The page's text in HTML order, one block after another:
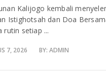
Kalijogo kembali
Istighotsah dan Doa
rutin setiap ...
7, 2026 BY: ADMIN